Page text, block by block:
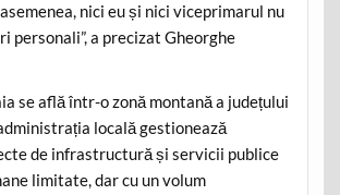
nici eu și nici viceprimarul nu
personali”, a precizat Gheorghe
se află într-o zonă montană a județului
locală gestionează
de infrastructură și servicii publice
limitate, dar cu un volum